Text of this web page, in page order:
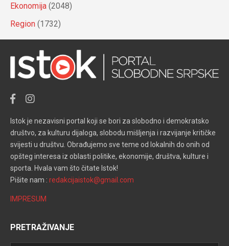
Ekonomija (2048)
Region (1732)
Istok je nezavisni portal koji se bori za slobodno i demokratsko
društvo, za kulturu dijaloga, slobodu mišljenja i razvijanje kritičke
svijesti u društvu. Obrađujemo sve teme od lokalnih do onih od
opšteg interesa iz oblasti politike, ekonomije, društva, kulture i
sporta. Hvala vam što čitate Istok!
Pišite nam : redakcijaistok@gmail.com
IMPRESUM
PRETRAŽIVANJE